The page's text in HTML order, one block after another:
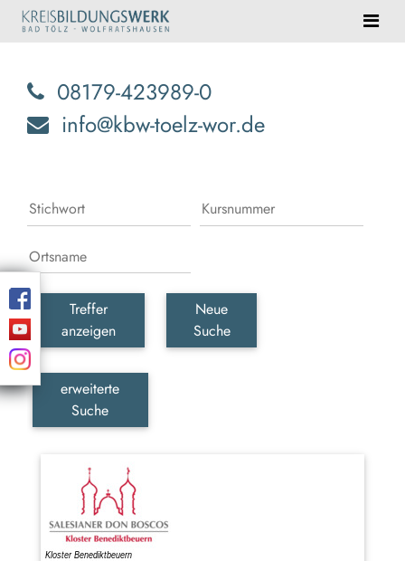
08179-423989-0
info@kbw-toelz-wor.de
Treffer
anzeigen
Neue
Suche
erweiterte
Suche